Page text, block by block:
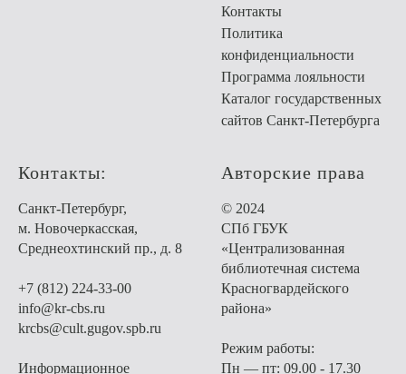
Контакты
Политика
конфиденциальности
Программа лояльности
Каталог государственных
сайтов Санкт-Петербурга
Контакты:
Санкт-Петербург,
м. Новочеркасская,
Среднеохтинский пр., д. 8
+7 (812) 224-33-00
info@kr-cbs.ru
krcbs@cult.gugov.spb.ru
Информационное
Авторские права
© 2024
СПб ГБУК
«Централизованная
библиотечная система
Красногвардейского
района»
Режим работы:
Пн — пт: 09.00 - 17.30